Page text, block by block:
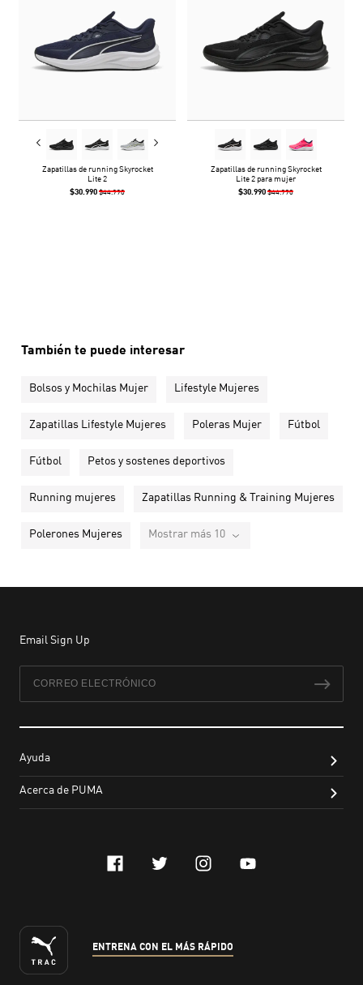
Zapatillas de running Skyrocket
Lite 2
$30.990 $44.990
Zapatillas de running Skyrocket
Lite 2 para mujer
$30.990 $44.990
También te puede interesar
Bolsos y Mochilas Mujer Lifestyle Mujeres
Zapatillas Lifestyle Mujeres Poleras Mujer Fútbol
Fútbol Petos y sostenes deportivos
Running mujeres Zapatillas Running & Training Mujeres
Polerones Mujeres Mostrar más 10